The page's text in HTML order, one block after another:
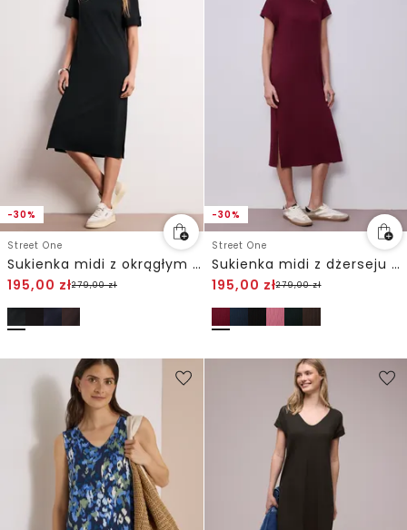
-30%
Street One
Sukienka midi z okrągłym dekoltem i guzikami
195,00 zł279,00zł
-30%
Street One
Sukienka midi z dżerseju o strukturze w prążki
195,00 zł279,00zł